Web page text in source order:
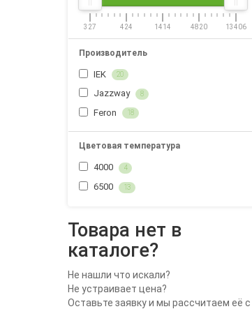
327 424 1414 4820 13406
Производитель
IEK 20
Jazzway 8
Feron 18
Цветовая температура
4000 4
6500 13
Товара нет в
каталоге?
Не нашли что искали?
Не устраивает цена?
Оставьте заявку и мы рассчитаем её с